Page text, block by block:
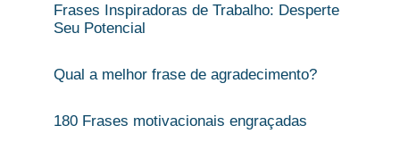
Frases Inspiradoras de Trabalho: Desperte
Seu Potencial
Qual a melhor frase de agradecimento?
180 Frases motivacionais engraçadas